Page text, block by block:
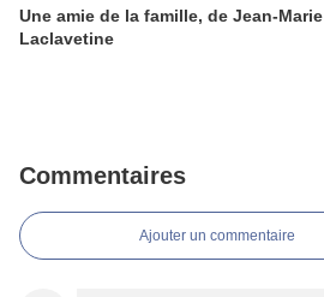
Une amie de la famille, de Jean-Marie
Laclavetine
Commentaires
Ajouter un commentaire